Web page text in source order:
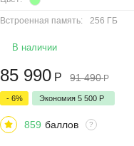
Встроенная память: 256 ГБ
В наличии
85 990 Р 91 490 Р
- 6% Экономия5 500 Р
859 баллов ?